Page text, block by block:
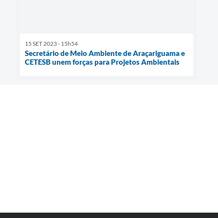
15 SET 2023 - 15h54
Secretário de Meio Ambiente de Araçariguama e
CETESB unem forças para Projetos Ambientais